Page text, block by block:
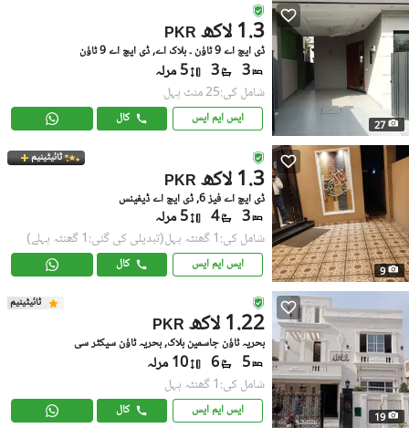
27
PKR 1.3 لاکھ
ڈی ایچ اے 9 ٹاؤن ۔ بلاک اے, ڈی ایچ اے 9 ٹاؤن
3
3 5 مرلہ
شامل کی:25 منٹ پہل
ایس ایم ایس کال
9
ٹائیٹینیم
PKR 1.3 لاکھ
ڈی ایچ اے فیز 6, ڈی ایچ اے ڈیفینس
3
4 5 مرلہ
شامل کی:1 گھنٹہ پہل (تبدیلی کی گئی:1 گھنٹہ پہلے)
ایس ایم ایس کال
19
ٹائیٹینیم
PKR 1.22 لاکھ
بحریہ ٹاؤن جاسمین بلاک, بحریہ ٹاؤن سیکٹر سی
5
6 10 مرلہ
شامل کی:1 گھنٹہ پہل
ایس ایم ایس کال